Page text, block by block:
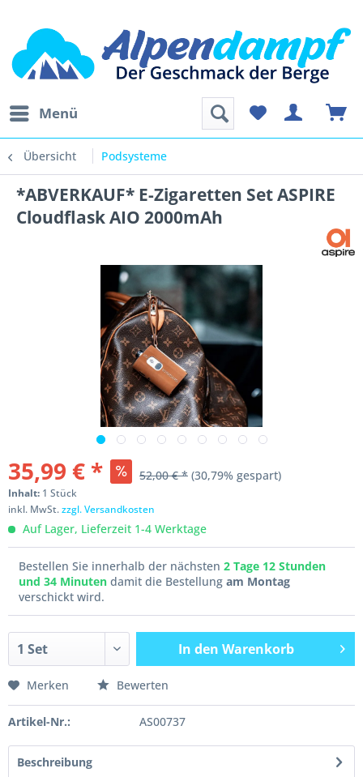
Menü
Übersicht Podsysteme
*ABVERKAUF* E-Zigaretten Set ASPIRE
Cloudflask AIO 2000mAh
35,99 € * 52,00 € * (30,79% gespart)
Inhalt: 1 Stück
inkl. MwSt.zzgl. Versandkosten
Auf Lager, Lieferzeit 1-4 Werktage
Bestellen Sie innerhalb der nächsten 2 Tage 12 Stunden
und 34 Minuten damit die Bestellung am Montag
verschickt wird.
In den Warenkorb
Merken Bewerten
Artikel-Nr.: AS00737
Beschreibung